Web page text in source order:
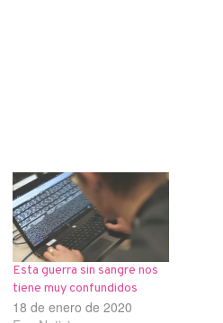
Esta guerra sin sangre nos
tiene muy confundidos
18 de enero de 2020